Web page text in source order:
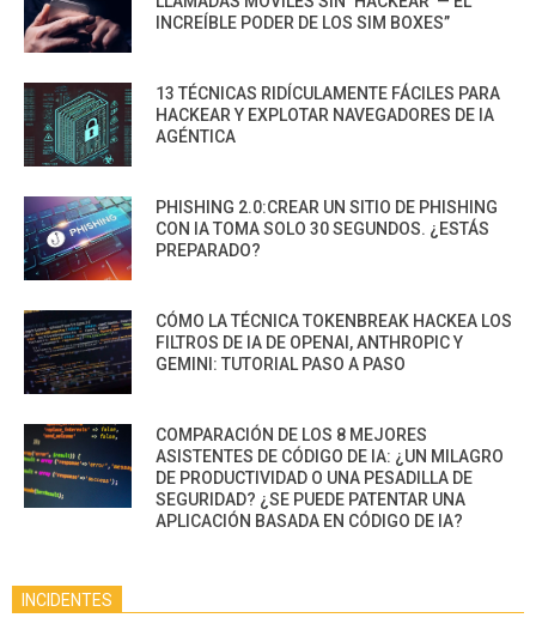
INCREÍBLE PODER DE LOS SIM BOXES”
13 TÉCNICAS RIDÍCULAMENTE FÁCILES PARA
HACKEAR Y EXPLOTAR NAVEGADORES DE IA
AGÉNTICA
PHISHING 2.0:CREAR UN SITIO DE PHISHING
CON IA TOMA SOLO 30 SEGUNDOS. ¿ESTÁS
PREPARADO?
CÓMO LA TÉCNICA TOKENBREAK HACKEA LOS
FILTROS DE IA DE OPENAI, ANTHROPIC Y
GEMINI: TUTORIAL PASO A PASO
COMPARACIÓN DE LOS 8 MEJORES
ASISTENTES DE CÓDIGO DE IA: ¿UN MILAGRO
DE PRODUCTIVIDAD O UNA PESADILLA DE
SEGURIDAD? ¿SE PUEDE PATENTAR UNA
APLICACIÓN BASADA EN CÓDIGO DE IA?
INCIDENTES